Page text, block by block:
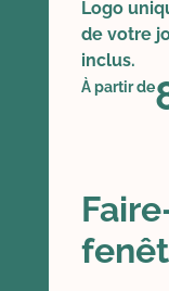
Logo
de votre
inclus.
À partir de